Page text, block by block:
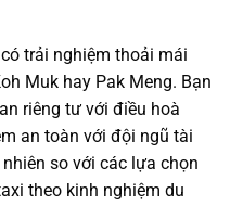
trải nghiệm thoải mái
Muk hay Pak Meng. Bạn
riêng tư với điều hoà
an toàn với đội ngũ tài
so với các lựa chọn
theo kinh nghiệm du